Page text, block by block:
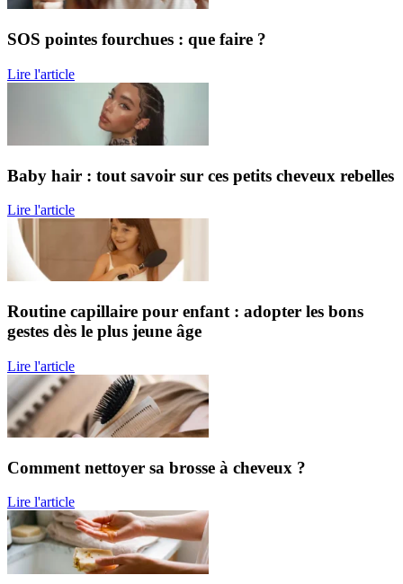
SOS pointes fourchues : que faire ?
Lire l'article
Baby hair : tout savoir sur ces petits cheveux rebelles
Lire l'article
Routine capillaire pour enfant : adopter les bons
gestes dès le plus jeune âge
Lire l'article
Comment nettoyer sa brosse à cheveux ?
Lire l'article